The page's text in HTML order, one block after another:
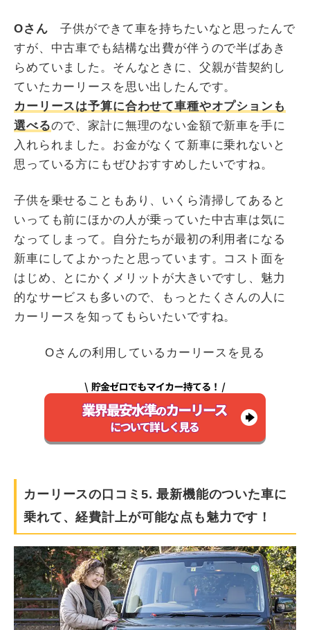
Oさん 子供ができて車を持ちたいなと思ったんで
すが、中古車でも結構な出費が伴うので半ばあき
らめていました。そんなときに、父親が昔契約し
ていたカーリースを思い出したんです。
カーリースは予算に合わせて車種やオプションも
選べるので、家計に無理のない金額で新車を手に
入れられました。お金がなくて新車に乗れないと
思っている方にもぜひおすすめしたいですね。
子供を乗せることもあり、いくら清掃してあると
いっても前にほかの人が乗っていた中古車は気に
なってしまって。自分たちが最初の利用者になる
新車にしてよかったと思っています。コスト面を
はじめ、とにかくメリットが大きいですし、魅力
的なサービスも多いので、もっとたくさんの人に
カーリースを知ってもらいたいですね。
Oさんの利用しているカーリースを見る
カーリースの口コミ5. 最新機能のついた車に
乗れて、経費計上が可能な点も魅力です！